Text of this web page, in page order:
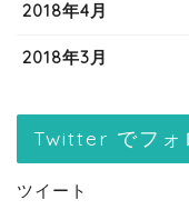
2018年4月
2018年3月
Twitter でフォ
ツイート